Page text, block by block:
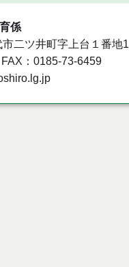
係
二ツ井町字上台１番地1
FAX：0185-73-6459